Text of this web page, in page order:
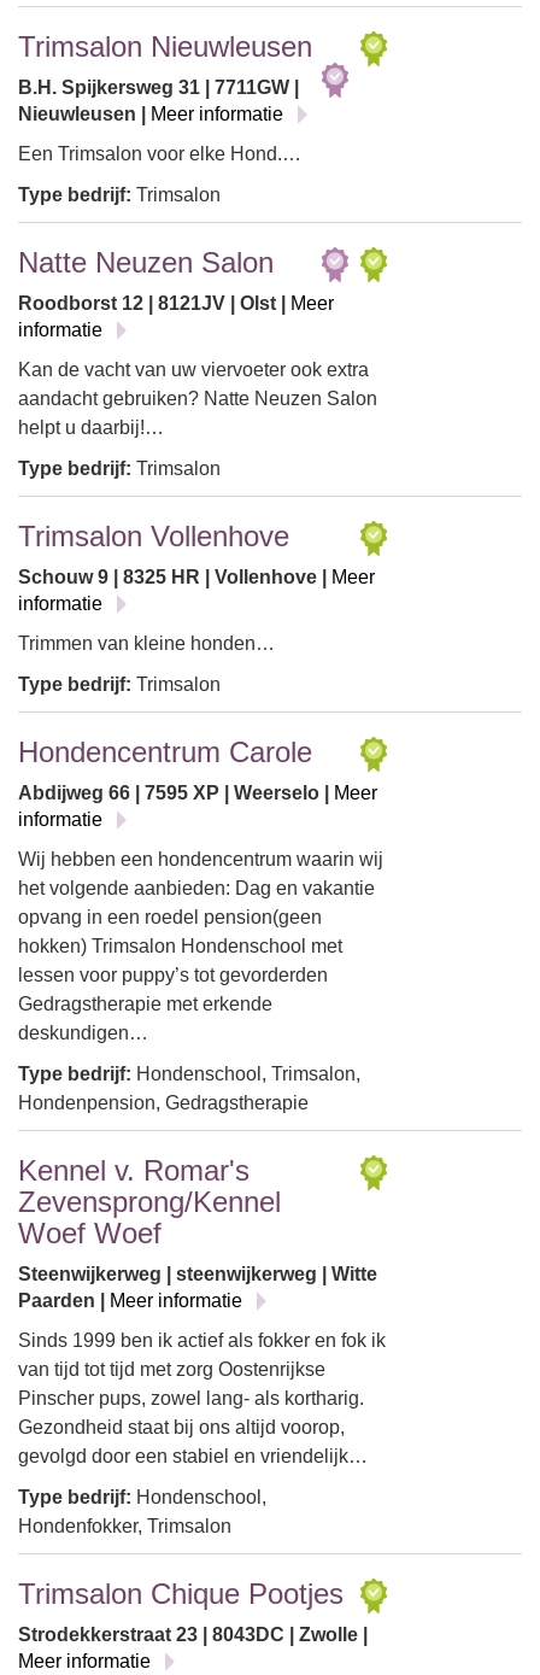
Trimsalon Nieuwleusen
B.H. Spijkersweg 31 | 7711GW |
Nieuwleusen |
Meer informatie
Een Trimsalon voor elke Hond.…
Type bedrijf: Trimsalon
Natte Neuzen Salon
Roodborst 12 | 8121JV | Olst |
Meer
informatie
Kan de vacht van uw viervoeter ook extra
aandacht gebruiken? Natte Neuzen Salon
helpt u daarbij!…
Type bedrijf: Trimsalon
Trimsalon Vollenhove
Schouw 9 | 8325 HR | Vollenhove |
Meer
informatie
Trimmen van kleine honden…
Type bedrijf: Trimsalon
Hondencentrum Carole
Abdijweg 66 | 7595 XP | Weerselo |
Meer
informatie
Wij hebben een hondencentrum waarin wij
het volgende aanbieden: Dag en vakantie
opvang in een roedel pension(geen
hokken) Trimsalon Hondenschool met
lessen voor puppy’s tot gevorderden
Gedragstherapie met erkende
deskundigen…
Type bedrijf: Hondenschool, Trimsalon,
Hondenpension, Gedragstherapie
Kennel v. Romar's
Zevensprong/Kennel
Woef Woef
Steenwijkerweg | steenwijkerweg | Witte
Paarden |
Meer informatie
Sinds 1999 ben ik actief als fokker en fok ik
van tijd tot tijd met zorg Oostenrijkse
Pinscher pups, zowel lang- als kortharig.
Gezondheid staat bij ons altijd voorop,
gevolgd door een stabiel en vriendelijk…
Type bedrijf: Hondenschool,
Hondenfokker, Trimsalon
Trimsalon Chique Pootjes
Strodekkerstraat 23 | 8043DC | Zwolle |
Meer informatie